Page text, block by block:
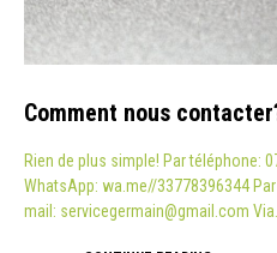
Comment nous
Rien de plus simple! Par téléphone:
WhatsApp: wa.me//33778396344
mail: servicegermain@gmail.com Via…